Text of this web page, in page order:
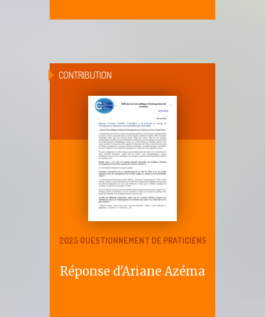
CONTRIBUTION
2025 QUESTIONNEMENT DE PRATICIENS
Réponse d'Ariane Azéma